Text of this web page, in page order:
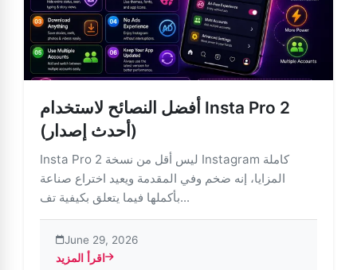
أفضل النصائح لاستخدام Insta Pro 2
(أحدث إصدار)
Insta Pro 2 ليس أقل من نسخة Instagram كاملة
المزايا، إنه ضخم وفي المقدمة ويعيد اختراع صناعة
بأكملها فيما يتعلق بكيفية تف...
June 29, 2026
اقرأ المزيد